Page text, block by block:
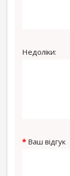
Недоліки:
Ваш відгук